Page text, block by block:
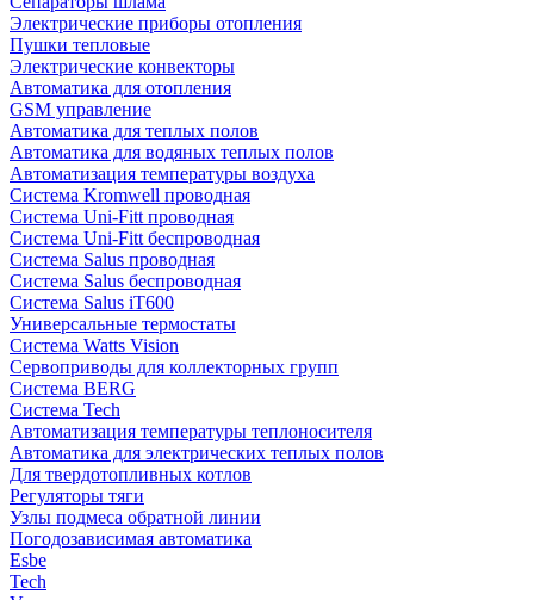
Электрические приборы отопления
Пушки тепловые
Электрические конвекторы
Автоматика для отопления
GSM управление
Автоматика для теплых полов
Автоматика для водяных теплых полов
Автоматизация температуры воздуха
Система Kromwell проводная
Система Uni-Fitt проводная
Система Uni-Fitt беспроводная
Система Salus проводная
Система Salus беспроводная
Система Salus iT600
Универсальные термостаты
Система Watts Vision
Сервоприводы для коллекторных групп
Система BERG
Система Tech
Автоматизация температуры теплоносителя
Автоматика для электрических теплых полов
Для твердотопливных котлов
Регуляторы тяги
Узлы подмеса обратной линии
Погодозависимая автоматика
Esbe
Tech